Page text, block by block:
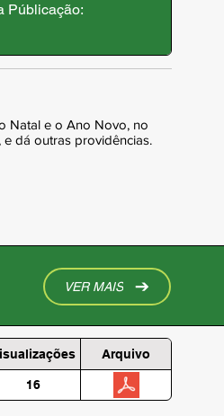
Públicação:
Natal e o Ano Novo, no
dá outras providências.
VER MAIS
Arquivo
16